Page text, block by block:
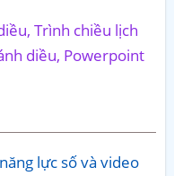
Trình chiều lịch
diều, Powerpoint
lực số và video